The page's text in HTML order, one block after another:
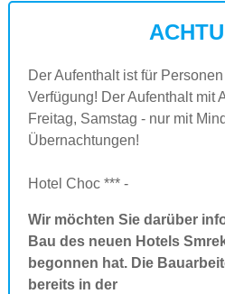
Der Aufenthalt ist für
Verfügung! Der Aufenthalt mit
Freitag, Samstag - nur mit
Übernachtungen!
Hotel Choc *** -
Wir möchten Sie darüber
Bau des neuen Hotels
begonnen hat. Die
bereits in der